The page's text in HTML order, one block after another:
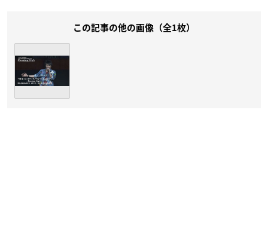
この記事の他の画像（全1枚）